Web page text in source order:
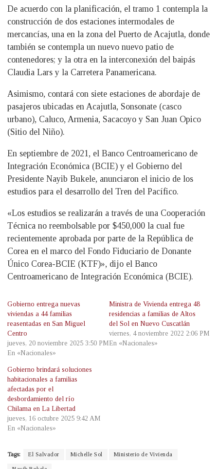
De acuerdo con la planificación, el tramo 1 contempla la
construcción de dos estaciones intermodales de
mercancías, una en la zona del Puerto de Acajutla, donde
también se contempla un nuevo nuevo patio de
contenedores; y la otra en la interconexión del baipás
Claudia Lars y la Carretera Panamericana.
Asimismo, contará con siete estaciones de abordaje de
pasajeros ubicadas en Acajutla, Sonsonate (casco
urbano), Caluco, Armenia, Sacacoyo y San Juan Opico
(Sitio del Niño).
En septiembre de 2021, el Banco Centroamericano de
Integración Económica (BCIE) y el Gobierno del
Presidente Nayib Bukele, anunciaron el inicio de los
estudios para el desarrollo del Tren del Pacífico.
«Los estudios se realizarán a través de una Cooperación
Técnica no reembolsable por $450,000 la cual fue
recientemente aprobada por parte de la República de
Corea en el marco del Fondo Fiduciario de Donante
Único Corea-BCIE (KTF)», dijo el Banco
Centroamericano de Integración Económica (BCIE).
Gobierno entrega nuevas
viviendas a 44 familias
reasentadas en San Miguel
Centro
jueves, 20 noviembre 2025 3:50 PM
En «Nacionales»
Ministra de Vivienda entrega 48
residencias a familias de Altos
del Sol en Nuevo Cuscatlán
viernes, 4 noviembre 2022 2:06 PM
En «Nacionales»
Gobierno brindará soluciones
habitacionales a familias
afectadas por el
desbordamiento del río
Chilama en La Libertad
jueves, 16 octubre 2025 9:42 AM
En «Nacionales»
Tags: El Salvador Michelle Sol Ministerio de Vivienda